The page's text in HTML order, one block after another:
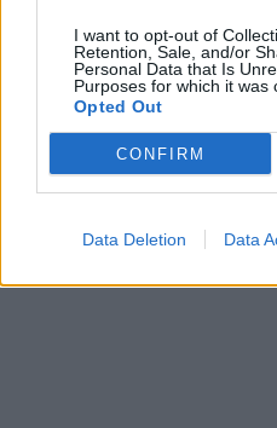
I want to opt-out of
Retention, Sale, and/or
Personal Data that Is
Purposes for which it was
Opted Out
CONFIRM
Data Deletion Data